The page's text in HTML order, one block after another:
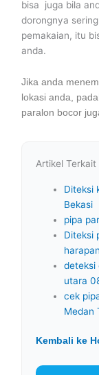
bisa juga bila
dorongnya
pemakaian, itu
anda.
Jika anda
lokasi anda,
paralon bocor
Artikel Terkait
Diteksi
Bekasi
pipa
Diteksi
deteksi
utara
cek
Medan
Kembali ke